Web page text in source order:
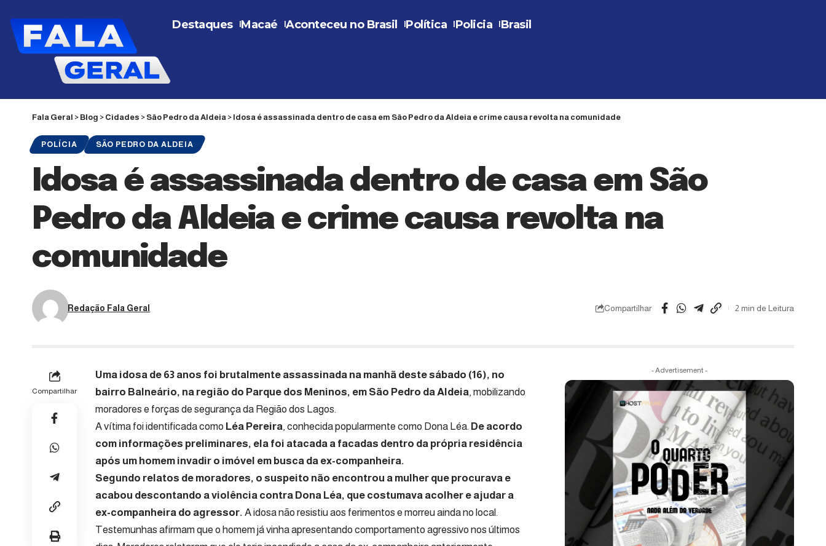
Destaques Macaé Aconteceu no Brasil Política Policia Brasil
Fala Geral > Blog > Cidades > São Pedro da Aldeia > Idosa é assassinada dentro de casa em São Pedro da Aldeia e crime causa revolta na comunidade
POLÍCIA SÃO PEDRO DA ALDEIA
Idosa é assassinada dentro de casa em São
Pedro da Aldeia e crime causa revolta na
comunidade
Redação Fala Geral Compartilhar 2 min de Leitura
Compartilhar
Uma idosa de 63 anos foi brutalmente assassinada na manhã deste sábado (16), no
bairro Balneário, na região do Parque dos Meninos, em São Pedro da Aldeia, mobilizando
moradores e forças de segurança da Região dos Lagos.
A vítima foi identificada como Léa Pereira, conhecida popularmente como Dona Léa. De acordo
com informações preliminares, ela foi atacada a facadas dentro da própria residência
após um homem invadir o imóvel em busca da ex-companheira.
Segundo relatos de moradores, o suspeito não encontrou a mulher que procurava e
acabou descontando a violência contra Dona Léa, que costumava acolher e ajudar a
ex-companheira do agressor. A idosa não resistiu aos ferimentos e morreu ainda no local.
Testemunhas afirmam que o homem já vinha apresentando comportamento agressivo nos últimos
- Advertisement -